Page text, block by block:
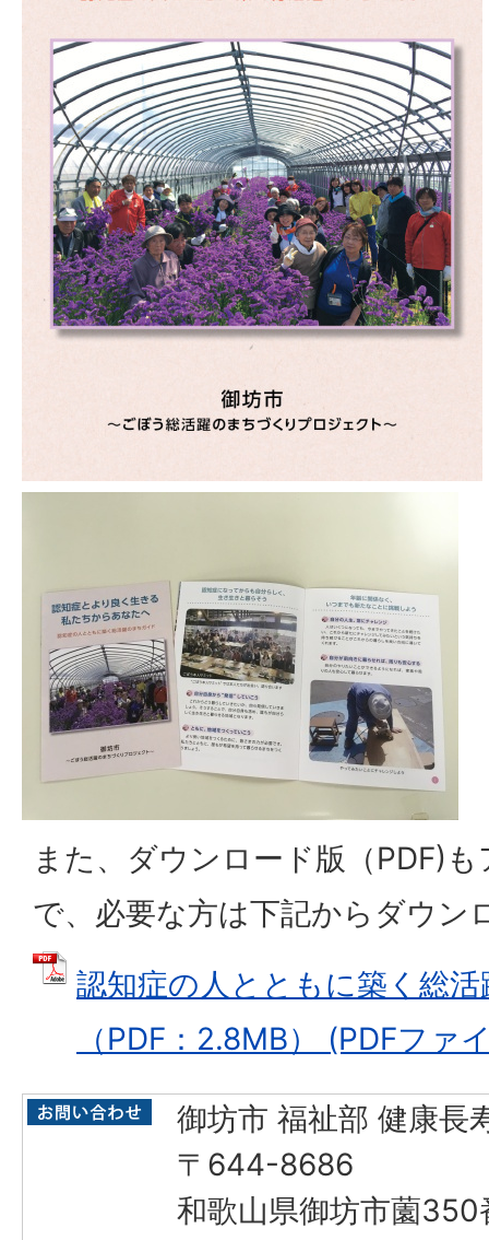
また、ダウンロード版（PDF)
で、必要な方は下記からダウン
認知症の人とともに築く総
（PDF：2.8MB） (PDFファ
御坊市 福祉部 健康長
〒644-8686
和歌山県御坊市薗350